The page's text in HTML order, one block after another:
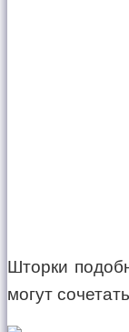
Шторки
могут